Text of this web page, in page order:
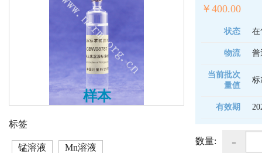
样本
标签
锰溶液 Mn溶液
￥400.00
状态 在
物流 普
当前批次
量值
标
有效期
数量: -